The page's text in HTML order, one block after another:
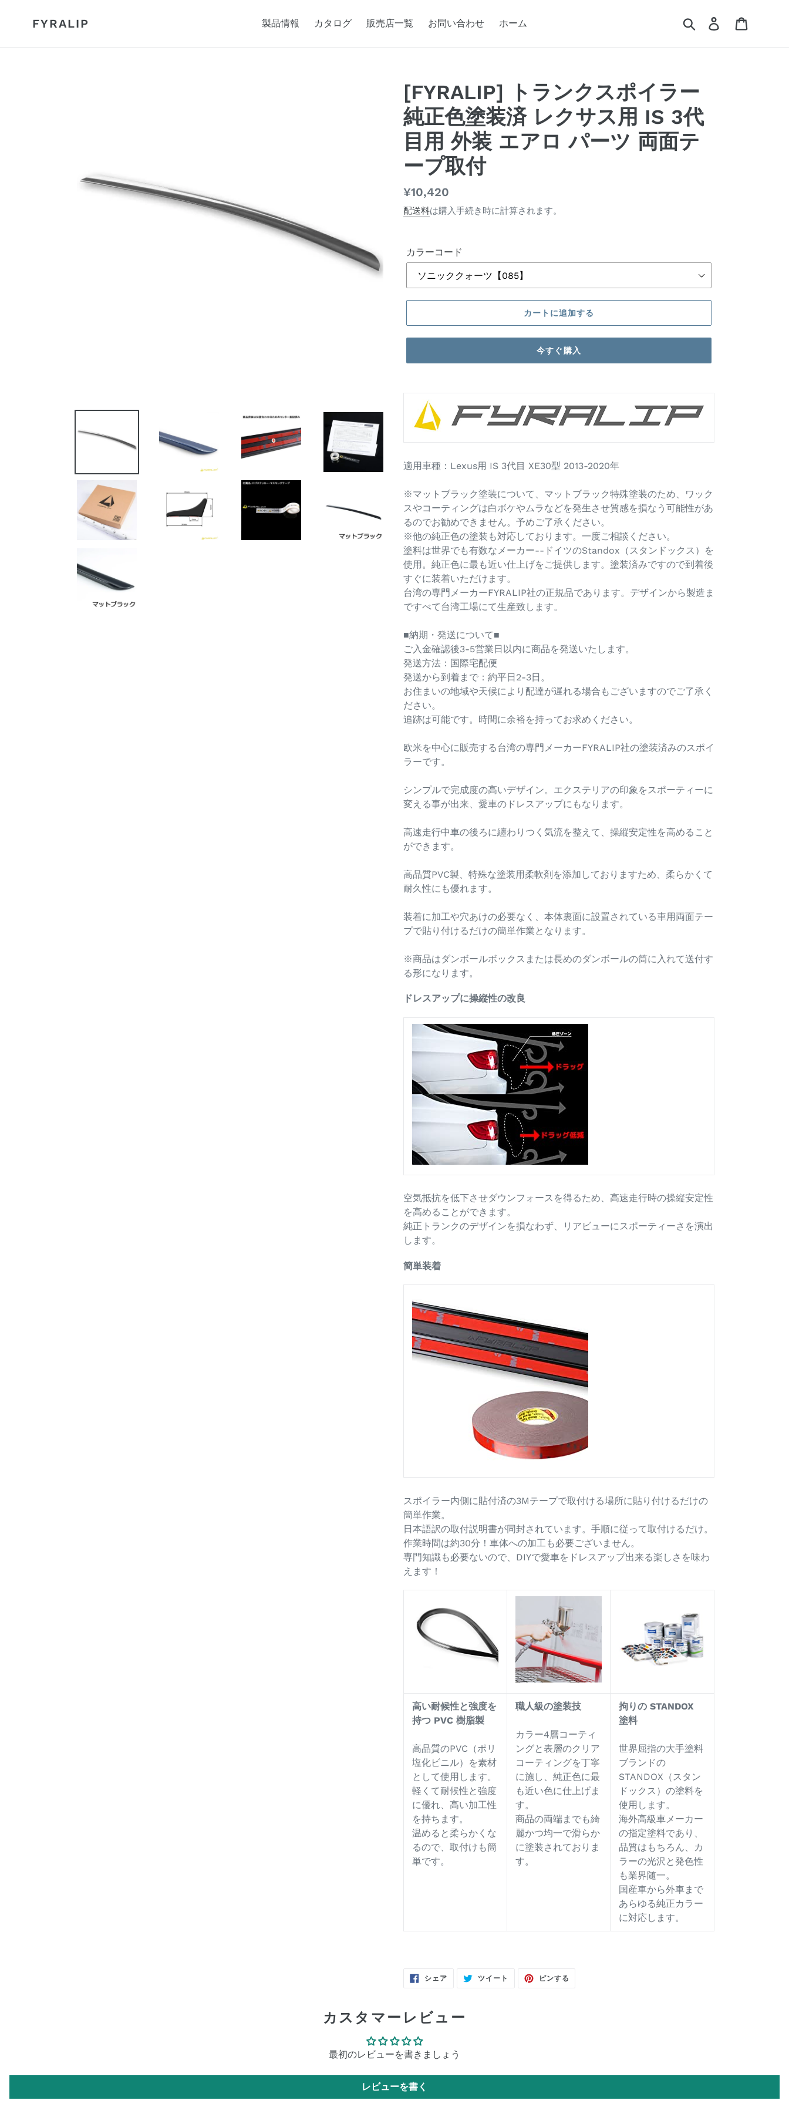
FYRALIP 製品情報 カタログ 販売店一覧 お問い合わせ ホーム 検索 ログイン
[FYRALIP] トランクスポイラー
純正色塗装済 レクサス用 IS 3代
目用 外装 エアロ パーツ 両面テ
ープ取付
通
常
格
¥10,420
配送料は購入手続き時に計算されます。
カラーコード
カートに追加する
今すぐ購入
を
加
す
る
適用車種：Lexus用 IS 3代目 XE30型 2013-2020年
※マットブラック塗装について、マットブラック特殊塗装のため、ワック
スやコーティングは白ボケやムラなどを発生させ質感を損なう可能性があ
るのでお勧めできません。予めご了承ください。
※他の純正色の塗装も対応しております。一度ご相談ください。
塗料は世界でも有数なメーカー--ドイツのStandox（スタンドックス）を
使用。純正色に最も近い仕上げをご提供します。塗装済みですので到着後
すぐに装着いただけます。
台湾の専門メーカーFYRALIP社の正規品であります。デザインから製造ま
ですべて台湾工場にて生産致します。
■納期・発送について■
ご入金確認後3-5営業日以内に商品を発送いたします。
発送方法：国際宅配便
発送から到着まで：約平日2-3日。
お住まいの地域や天候により配達が遅れる場合もございますのでご了承く
ださい。
追跡は可能です。時間に余裕を持ってお求めください。
欧米を中心に販売する台湾の専門メーカーFYRALIP社の塗装済みのスポイ
ラーです。
シンプルで完成度の高いデザイン。エクステリアの印象をスポーティーに
変える事が出来、愛車のドレスアップにもなります。
高速走行中車の後ろに纏わりつく気流を整えて、操縦安定性を高めること
ができます。
高品質PVC製、特殊な塗装用柔軟剤を添加しておりますため、柔らかくて
耐久性にも優れます。
装着に加工や穴あけの必要なく、本体裏面に設置されている車用両面テー
プで貼り付けるだけの簡単作業となります。
※商品はダンボールボックスまたは長めのダンボールの筒に入れて送付す
る形になります。
ドレスアップに操縦性の改良
空気抵抗を低下させダウンフォースを得るため、高速走行時の操縦安定性
を高めることができます。
純正トランクのデザインを損なわず、リアビューにスポーティーさを演出
します。
簡単装着
スポイラー内側に貼付済の3Mテープで取付ける場所に貼り付けるだけの
簡単作業。
日本語訳の取付説明書が同封されています。手順に従って取付けるだけ。
作業時間は約30分！車体への加工も必要ございません。
専門知識も必要ないので、DIYで愛車をドレスアップ出来る楽しさを味わ
えます！
高い耐候性と強度を
持つ PVC 樹脂製
高品質のPVC（ポリ
塩化ビニル）を素材
として使用します。
軽くて耐候性と強度
に優れ、高い加工性
を持ちます。
温めると柔らかくな
るので、取付けも簡
単です。
職人級の塗装技
カラー4層コーティ
ングと表層のクリア
コーティングを丁寧
に施し、純正色に最
も近い色に仕上げま
す。
商品の両端までも綺
麗かつ均一で滑らか
に塗装されておりま
す。
拘りの STANDOX
塗料
世界屈指の大手塗料
ブランドの
STANDOX（スタン
ドックス）の塗料を
使用します。
海外高級車メーカー
の指定塗料であり、
品質はもちろん、カ
ラーの光沢と発色性
も業界随一。
国産車から外車まで
あらゆる純正カラー
に対応します。
シェアFACEBOOK
る
ツイート
TWITTERピンする
カスタマーレビュー
最初のレビューを書きましょう
レビューを書く